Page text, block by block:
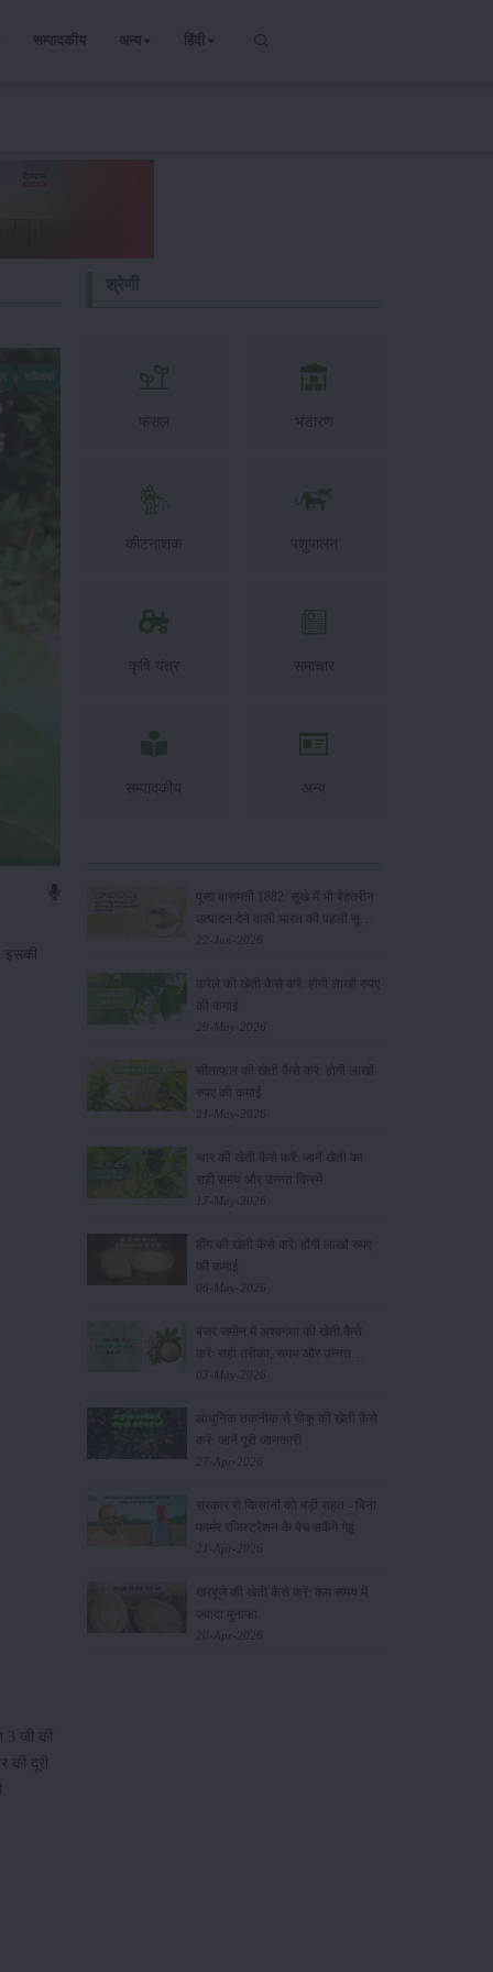
सम्पादकीय अन्य हिंदी
जी की
की दूरी
फसल भंडारण
कीटनाशक पशुपालन
कृषि यंत्र समाचार
सम्पादकीय अन्य
पूसा बासमती 1882: सूखे में भी बेहतरीन
उत्पादन देने वाली भारत की पहली सूखा-
सहिष्णु बासमती किस्म
22-Jun-2026
करेले की खेती कैसे करें: होगी लाखों रुपए
की कमाई
29-May-2026
सीताफल की खेती कैसे करें: होगी लाखों
रुपए की कमाई
21-May-2026
ग्वार की खेती कैसे करें: जानें खेती का
सही समय और उन्नत किस्में
17-May-2026
हींग की खेती कैसे करें: होंगी लाखों रुपए
की कमाई
06-May-2026
बंजर जमीन में अश्वगंधा की खेती कैसे
करें: सही तरीका, समय और उन्नत
तकनीकें
03-May-2026
आधुनिक तकनीक से चीकू की खेती कैसे
करें: जानें पूरी जानकारी
27-Apr-2026
सरकार से किसानों को बड़ी राहत - बिना
फार्मर रजिस्ट्रेशन के बेच सकेंगे गेहूं
21-Apr-2026
खरबूजे की खेती कैसे करें: कम समय में
ज्यादा मुनाफा
20-Apr-2026